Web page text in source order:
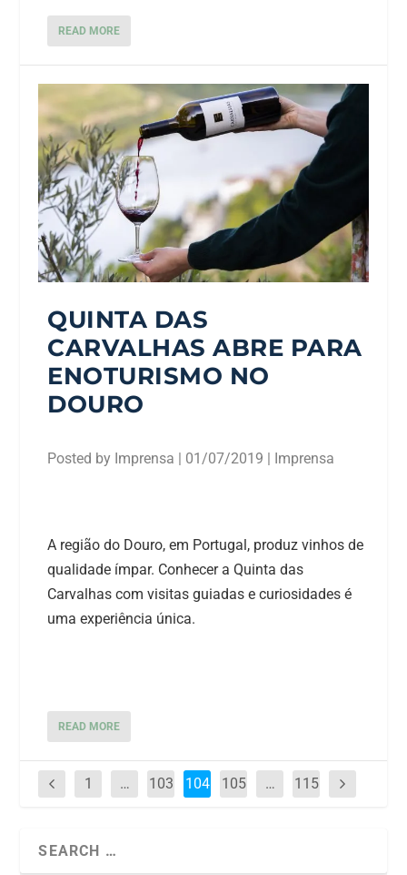
READ MORE
QUINTA DAS
CARVALHAS ABRE PARA
ENOTURISMO NO
DOURO
Posted by Imprensa | 01/07/2019 | Imprensa
A região do Douro, em Portugal, produz vinhos de
qualidade ímpar. Conhecer a Quinta das
Carvalhas com visitas guiadas e curiosidades é
uma experiência única.
READ MORE
1 … 103 104 105 … 115